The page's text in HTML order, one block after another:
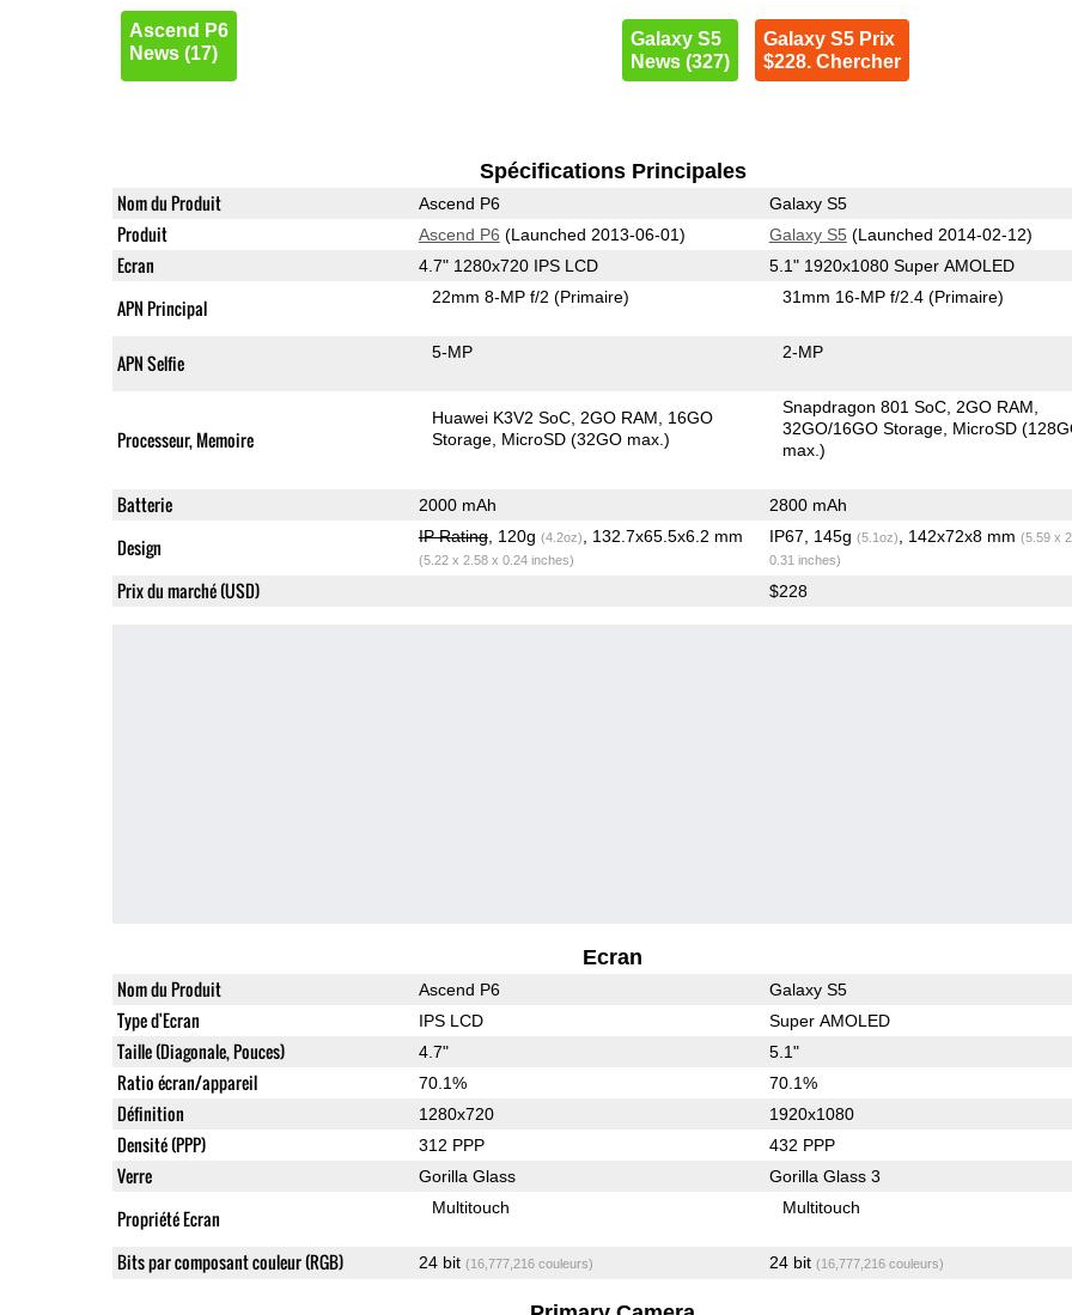
Ascend P6
News (17)
Galaxy S5
News (327)
Galaxy S5 Prix
$228. Chercher
Spécifications Principales
Nom du Produit Ascend P6 Galaxy S5
Produit Ascend P6 (Launched 2013-06-01) Galaxy S5 (Launched 2014-02-12)
Ecran 4.7" 1280x720 IPS LCD 5.1" 1920x1080 Super AMOLED
APN Principal 22mm 8-MP f/2(Primaire) 31mm 16-MP f/2.4(Primaire)
APN Selfie 5-MP 2-MP
Processeur, Memoire
Huawei K3V2 SoC 2GO RAM
16GO
Storage MicroSD (32GO max.)
Snapdragon 801 SoC 2GO RAM
32GO/16GO Storage MicroSD
max.)
Batterie 2000 mAh 2800 mAh
Design IP Rating, 120g (4.2oz) , 132.7x65.5x6.2 mm
(5.22 x 2.58 x 0.24 inches)
IP67, 145g (5.1oz) , 142x72x8 mm (5.59 x
0.31 inches)
Prix du marché (USD) $228
Ecran
Nom du Produit Ascend P6 Galaxy S5
Type d'Ecran IPS LCD Super AMOLED
Taille (Diagonale, Pouces) 4.7" 5.1"
Ratio écran/appareil 70.1% 70.1%
Définition 1280x720 1920x1080
Densité (PPP) 312 PPP 432 PPP
Verre Gorilla Glass Gorilla Glass 3
Propriété Ecran Multitouch Multitouch
Bits par composant couleur (RGB) 24 bit (16,777,216 couleurs) 24 bit (16,777,216 couleurs)